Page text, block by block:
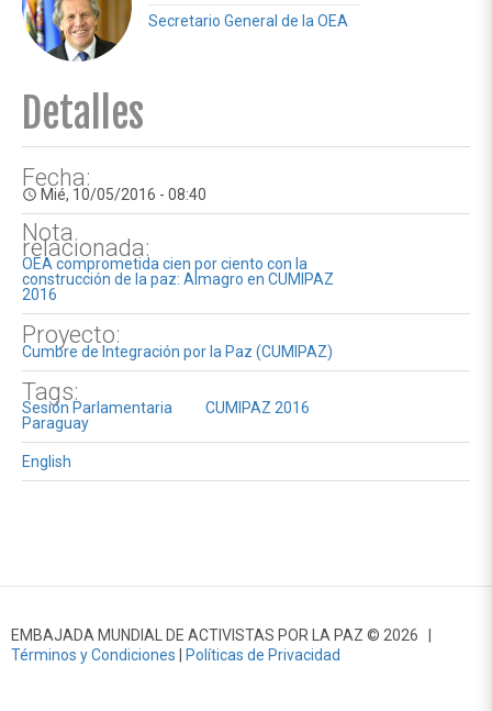
Secretario General de la OEA
Detalles
Fecha:
access_time Mié, 10/05/2016 - 08:40
Nota
relacionada:
OEA comprometida cien por ciento con la
construcción de la paz: Almagro en CUMIPAZ
2016
Proyecto:
Cumbre de Integración por la Paz (CUMIPAZ)
Tags:
Sesión Parlamentaria
CUMIPAZ 2016
Paraguay
English
EMBAJADA MUNDIAL DE ACTIVISTAS POR LA PAZ © 2026 |
Términos y Condiciones
Políticas de Privacidad